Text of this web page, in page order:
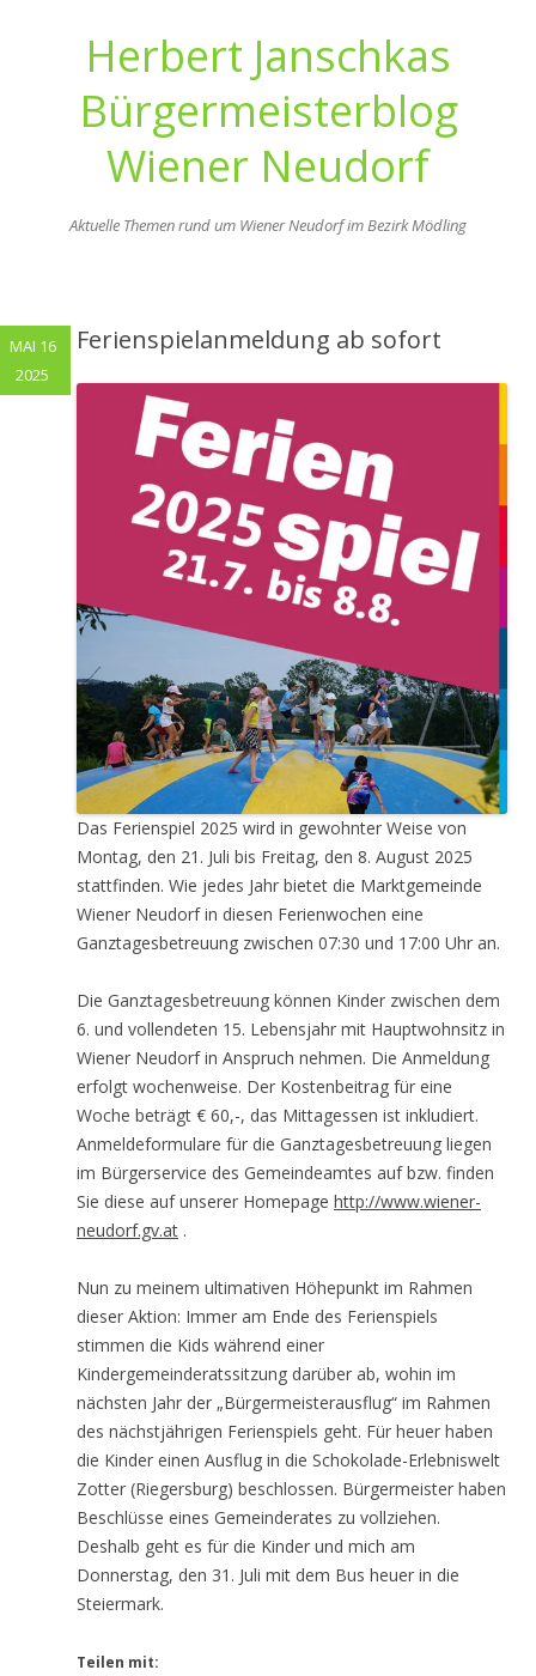
Herbert Janschkas
Bürgermeisterblog
Wiener Neudorf
Aktuelle Themen rund um Wiener Neudorf im Bezirk Mödling
Ferienspielanmeldung ab sofort
Das Ferienspiel 2025 wird in gewohnter Weise von
Montag, den 21. Juli bis Freitag, den 8. August 2025
stattfinden. Wie jedes Jahr bietet die Marktgemeinde
Wiener Neudorf in diesen Ferienwochen eine
Ganztagesbetreuung zwischen 07:30 und 17:00 Uhr an.
Die Ganztagesbetreuung können Kinder zwischen dem
6. und vollendeten 15. Lebensjahr mit Hauptwohnsitz in
Wiener Neudorf in Anspruch nehmen. Die Anmeldung
erfolgt wochenweise. Der Kostenbeitrag für eine
Woche beträgt € 60,-, das Mittagessen ist inkludiert.
Anmeldeformulare für die Ganztagesbetreuung liegen
im Bürgerservice des Gemeindeamtes auf bzw. finden
Sie diese auf unserer Homepage http://www.wiener-
neudorf.gv.at .
Nun zu meinem ultimativen Höhepunkt im Rahmen
dieser Aktion: Immer am Ende des Ferienspiels
stimmen die Kids während einer
Kindergemeinderatssitzung darüber ab, wohin im
nächsten Jahr der „Bürgermeisterausflug“ im Rahmen
des nächstjährigen Ferienspiels geht. Für heuer haben
die Kinder einen Ausflug in die Schokolade-Erlebniswelt
Zotter (Riegersburg) beschlossen. Bürgermeister haben
Beschlüsse eines Gemeinderates zu vollziehen.
Deshalb geht es für die Kinder und mich am
Donnerstag, den 31. Juli mit dem Bus heuer in die
Steiermark.
Teilen mit:
MAI 16
2025